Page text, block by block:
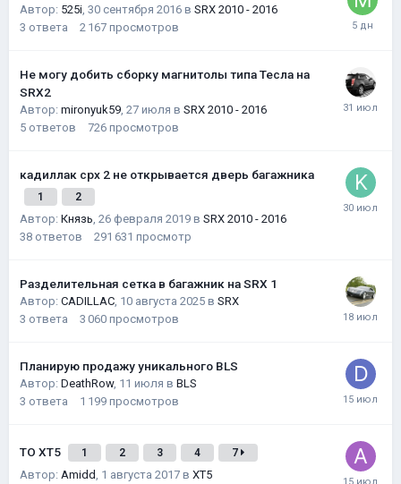
Автор: 525i, 30 сентября 2016 в SRX 2010 - 2016
3 ответа 2 167 просмотров
Не могу добить сборку магнитолы типа Тесла на
SRX2
Автор: mironyuk59, 27 июля в SRX 2010 - 2016
5 ответов 726 просмотров
кадиллак срх 2 не открывается дверь багажника
1 2
Автор: Князь, 26 февраля 2019 в SRX 2010 - 2016
38 ответов 291 631 просмотр
Разделительная сетка в багажник на SRX 1
Автор: CADILLAC, 10 августа 2025 в SRX
3 ответа 3 060 просмотров
Планирую продажу уникального BLS
Автор: DeathRow, 11 июля в BLS
3 ответа 1 199 просмотров
ТО XT5 1 2 3 4 7
Автор: Amidd, 1 августа 2017 в XT5